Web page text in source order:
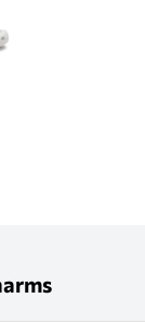
larger image